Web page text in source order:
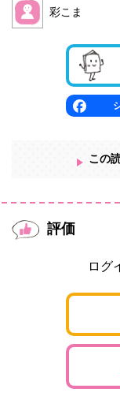
彩こま
この
評価
ログ